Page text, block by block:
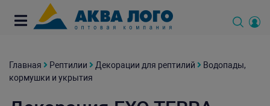
Главная Рептилии Декорации для рептилий
Водопады,
кормушки и укрытия